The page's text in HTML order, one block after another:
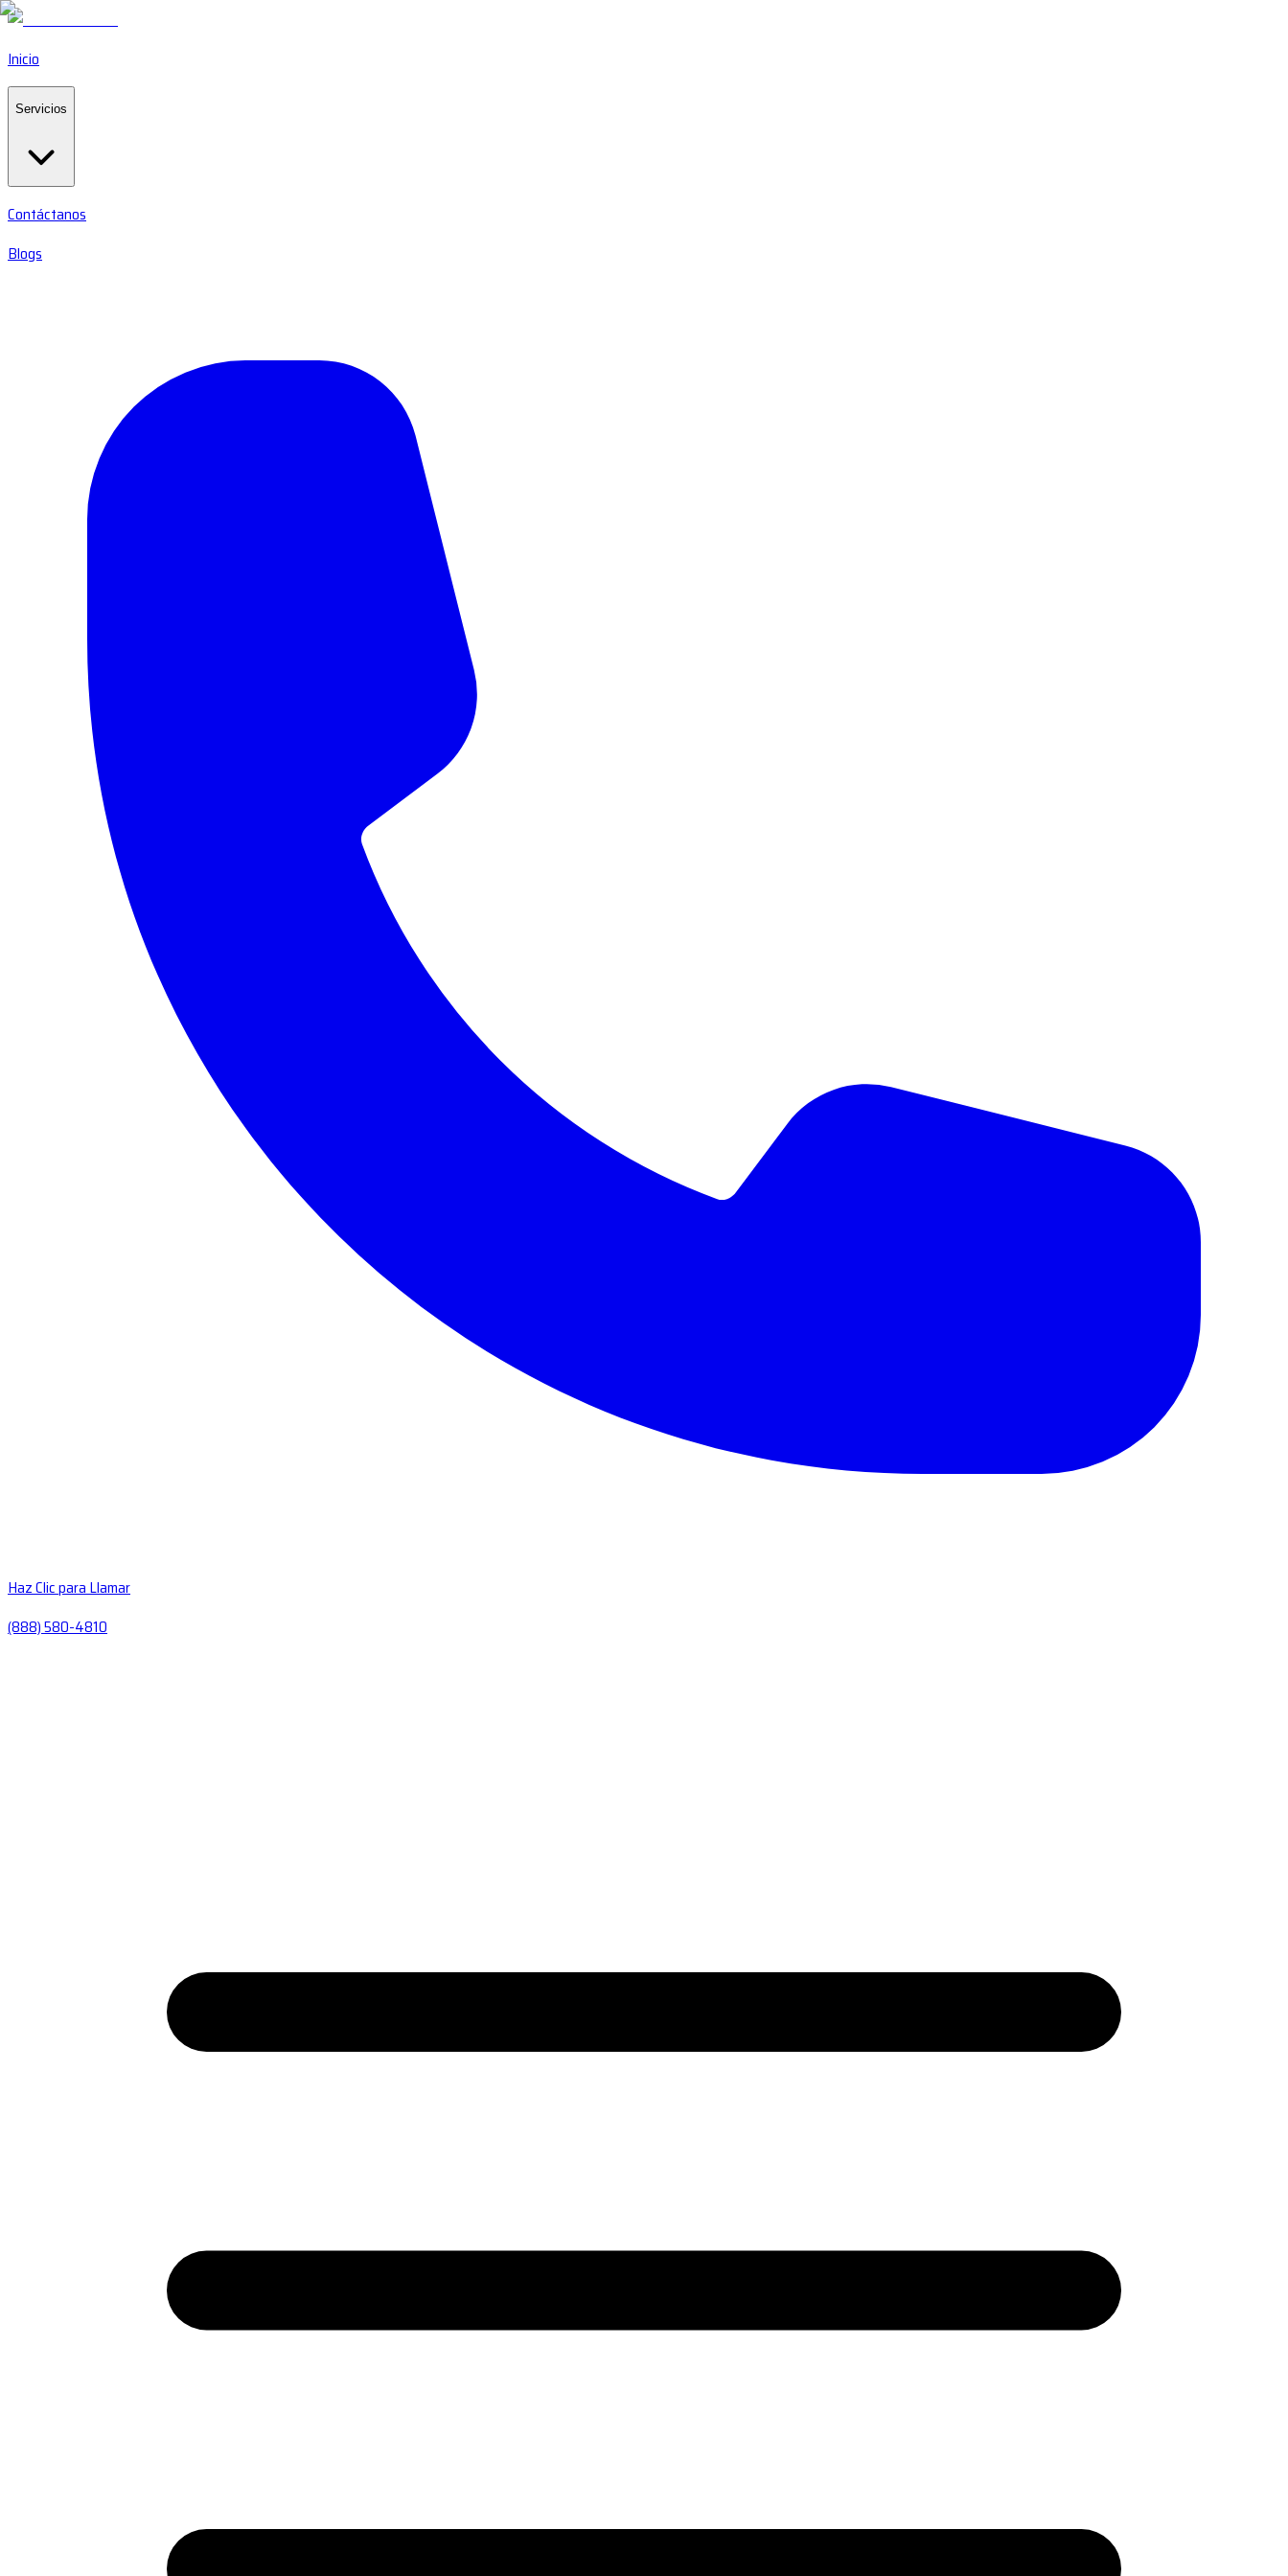
Inicio
Servicios
Contáctanos
Blogs
Haz Clic para Llamar
(888) 580-4810